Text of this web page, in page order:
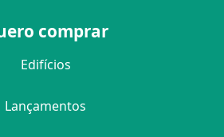
comprar
Edifícios
Lançamentos